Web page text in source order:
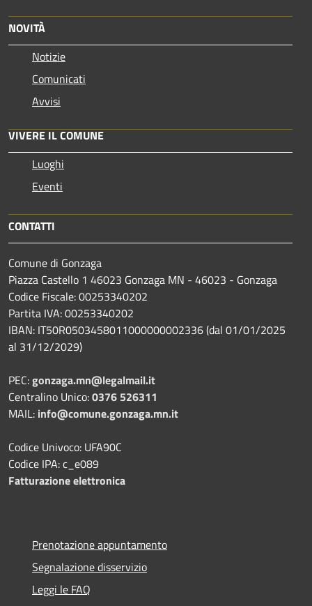
NOVITÀ
Notizie
Comunicati
Avvisi
VIVERE IL COMUNE
Luoghi
Eventi
CONTATTI
Comune di Gonzaga
Piazza Castello 1 46023 Gonzaga MN - 46023 - Gonzaga
Codice Fiscale: 00253340202
Partita IVA: 00253340202
IBAN: IT50R0503458011000000002336 (dal 01/01/2025
al 31/12/2029)
PEC:gonzaga.mn@legalmail.it
Centralino Unico:0376 526311
MAIL: info@comune.gonzaga.mn.it
Codice Univoco: UFA90C
Codice IPA: c_e089
Fatturazione elettronica
Prenotazione appuntamento
Segnalazione disservizio
Leggi le FAQ